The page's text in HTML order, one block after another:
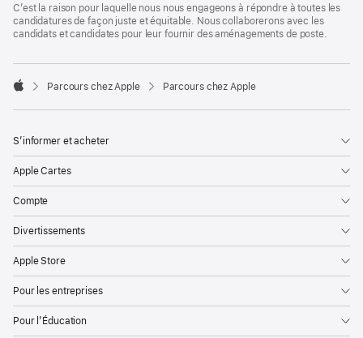
C’est la raison pour laquelle nous nous engageons à répondre à toutes les
candidatures de façon juste et équitable. Nous collaborerons avec les
candidats et candidates pour leur fournir des aménagements de poste.

Parcours chez Apple Parcours chez Apple
S’informer et acheter
Apple Cartes
Compte
Divertissements
Apple Store
Pour les entreprises
Pour l’Éducation